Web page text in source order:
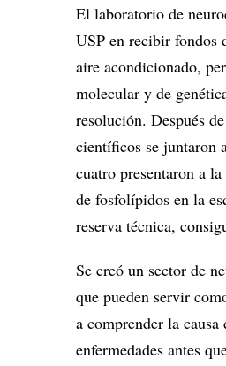
El laboratorio de
USP en recibir fondos
aire acondicionado,
molecular y de
resolución. Después
científicos se juntaron
cuatro presentaron a
de fosfolípidos en la
reserva técnica,
Se creó un sector de
que pueden servir
a comprender la
enfermedades antes